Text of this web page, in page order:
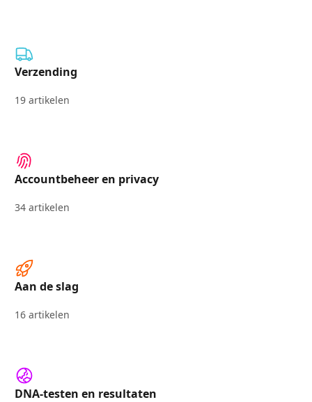
Verzending
19 artikelen
Accountbeheer en privacy
34 artikelen
Aan de slag
16 artikelen
DNA-testen en resultaten